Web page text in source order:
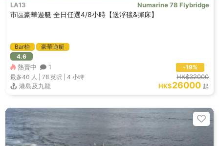
LA13 Numarine 78 Flybridge
市區豪華遊艇 全日任選4/8小時【送浮毯&彈床】
Bar枱
豪華遊艇
4.6
熱賣中 1
最多40 人 | 78 英呎 4 小時
港島及九龍
-19%
HK$32000
HK$26000 起